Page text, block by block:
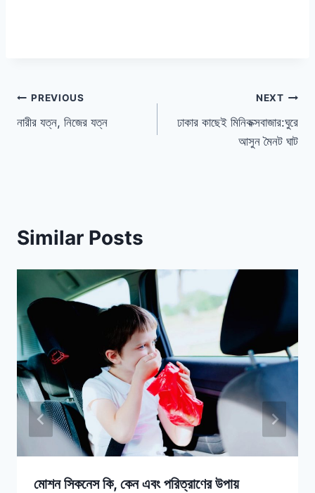
পোস্ট
ন্যাভিগেশন
PREVIOUS
নারীর যত্ন, নিজের যত্ন
NEXT
ঢাকার কাছেই মিনিকক্সবাজার:ঘুরে
আসুন মৈনট ঘাট
Similar Posts
মোশন সিকনেস কি, কেন এবং পরিত্রাণের উপায়